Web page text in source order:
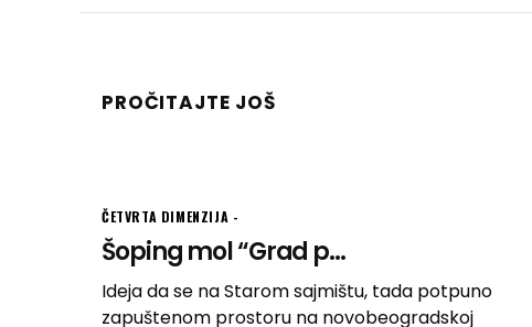
PROČITAJTE JOŠ
ČETVRTA DIMENZIJA
Šoping mol “Grad p...
Ideja da se na Starom sajmištu, tada potpuno
zapuštenom prostoru na novobeogradskoj